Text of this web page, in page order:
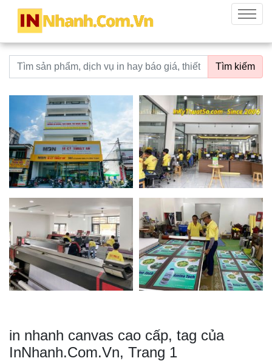
innhanh.com.vn
Menu
Từ khoá tìm kiếm Tìm kiếm
in nhanh canvas cao cấp, tag của
InNhanh.Com.Vn, Trang 1